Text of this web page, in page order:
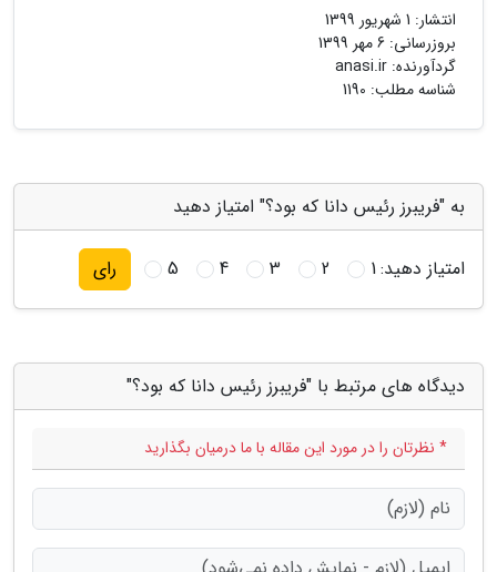
انتشار: 1 شهریور 1399
بروزرسانی: 6 مهر 1399
گردآورنده: anasi.ir
شناسه مطلب: 1190
به "فریبرز رئیس دانا که بود؟" امتیاز دهید
امتیاز دهید:1
2
3
4
5 رای
دیدگاه های مرتبط با "فریبرز رئیس دانا که بود؟"
* نظرتان را در مورد این مقاله با ما درمیان بگذارید